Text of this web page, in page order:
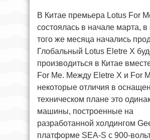
В Китае премьера Lotus For
состоялась в начале марта, в
того же месяца начались
Глобальный Lotus Eletre X
производиться в Китае
For Me. Между Eletre X и For
некоторые отличия в
техническом плане это
машины, построенные на
разработанной холдингом
платформе SEA-S с 900-